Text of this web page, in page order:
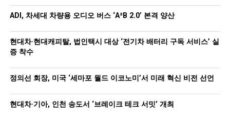
ADI, 차세대 차량용 오디오 버스 ‘A²B 2.0’ 본격 양산
현대차·현대캐피탈, 법인택시 대상 ‘전기차 배터리 구독 서비스’ 실
증 착수
정의선 회장, 미국 ‘세마포 월드 이코노미’서 미래 혁신 비전 선언
현대차·기아, 인천 송도서 ‘브레이크 테크 서밋’ 개최